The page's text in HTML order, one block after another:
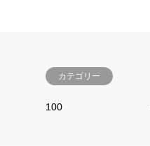
カテゴリー
100